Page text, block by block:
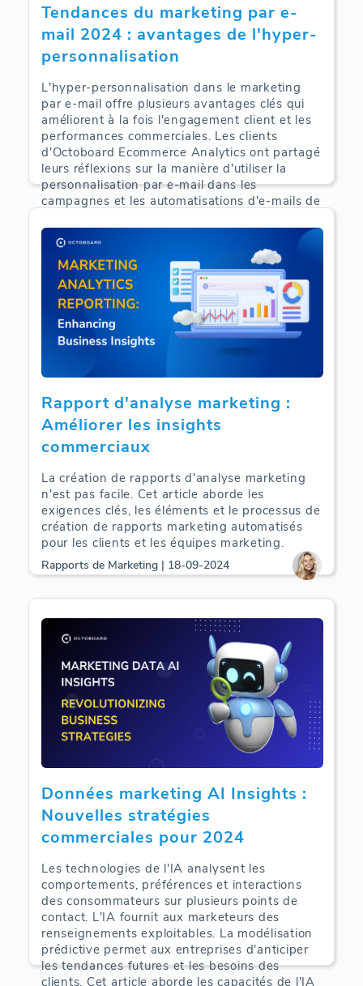
Tendances du marketing par e-
mail 2024 : avantages de l'hyper-
personnalisation
L'hyper-personnalisation dans le marketing
par e-mail offre plusieurs avantages clés qui
améliorent à la fois l'engagement client et les
performances commerciales. Les clients
d'Octoboard Ecommerce Analytics ont partagé
leurs réflexions sur la manière d'utiliser la
personnalisation par e-mail dans les
campagnes et les automatisations d'e-mails de
E-Commerce Analytics | 24-09-2024
Rapport d'analyse marketing :
Améliorer les insights
commerciaux
La création de rapports d'analyse marketing
n'est pas facile. Cet article aborde les
exigences clés, les éléments et le processus de
création de rapports marketing automatisés
pour les clients et les équipes marketing.
Rapports de Marketing | 18-09-2024
Données marketing AI Insights :
Nouvelles stratégies
commerciales pour 2024
Les technologies de l'IA analysent les
comportements, préférences et interactions
des consommateurs sur plusieurs points de
contact. L'IA fournit aux marketeurs des
renseignements exploitables. La modélisation
prédictive permet aux entreprises d'anticiper
les tendances futures et les besoins des
clients. Cet article aborde les capacités de l'IA